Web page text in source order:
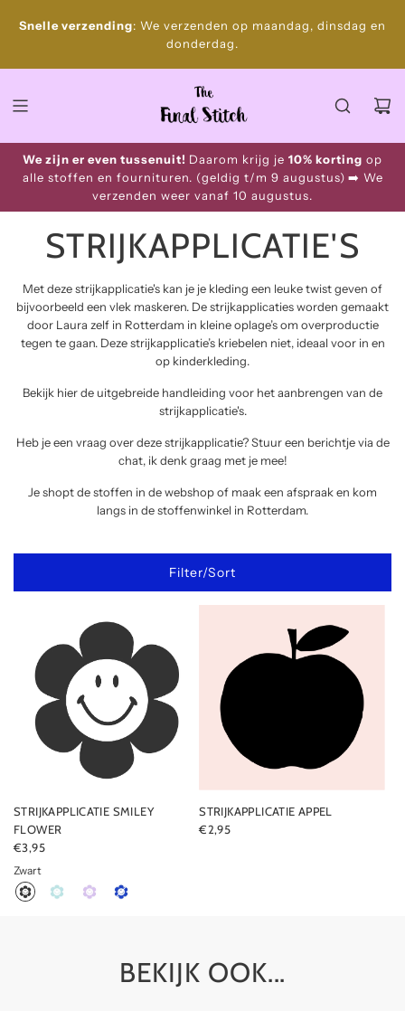
p
o
e
Snelle verzending: We verzenden op maandag, dinsdag en
donderdag.
We zijn er even tussenuit! Daarom krijg je 10% korting op
alle stoffen en fournituren. (geldig t/m 9 augustus) ➡️ We
verzenden weer vanaf 10 augustus.
STRIJKAPPLICATIE'S
Met deze strijkapplicatie's kan je je kleding een leuke twist geven of
bijvoorbeeld een vlek maskeren. De strijkapplicaties worden gemaakt
door Laura zelf in Rotterdam in kleine oplage’s om overproductie
tegen te gaan. Deze strijkapplicatie’s kriebelen niet, ideaal voor in en
op kinderkleding.
Bekijk hierde uitgebreide handleiding voor het aanbrengen van de
strijkapplicatie's.
Heb je een vraag over deze strijkapplicatie? Stuur een berichtje via de
chat, ik denk graag met je mee!
Je shopt de stoffen in de webshop of maak een afspraak en kom
langs in de stoffenwinkel in Rotterdam.
Filter/Sort
STRIJKAPPLICATIE SMILEY
FLOWER
€3,95
Zwart
STRIJKAPPLICATIE APPEL
€2,95
BEKIJK OOK...